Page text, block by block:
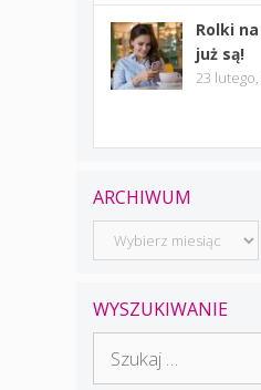
Rolki
już są!
23 lutego,
ARCHIWUM
Archiwum
WYSZUKIWANIE